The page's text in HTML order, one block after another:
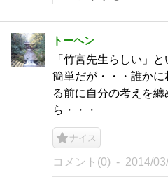
トーヘン
「竹宮先生らしい」
簡単だが・・・誰か
る前に自分の考えを
ら・・・
ナイス
コメント(0) 2014/